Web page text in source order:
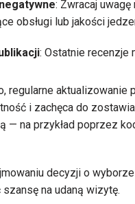
: Zwracaj
obsługi lub jakości
: Ostatnie recenzje
regularne
i zachęca do
— na przykład poprzez
decyzji o
na udaną wizytę.